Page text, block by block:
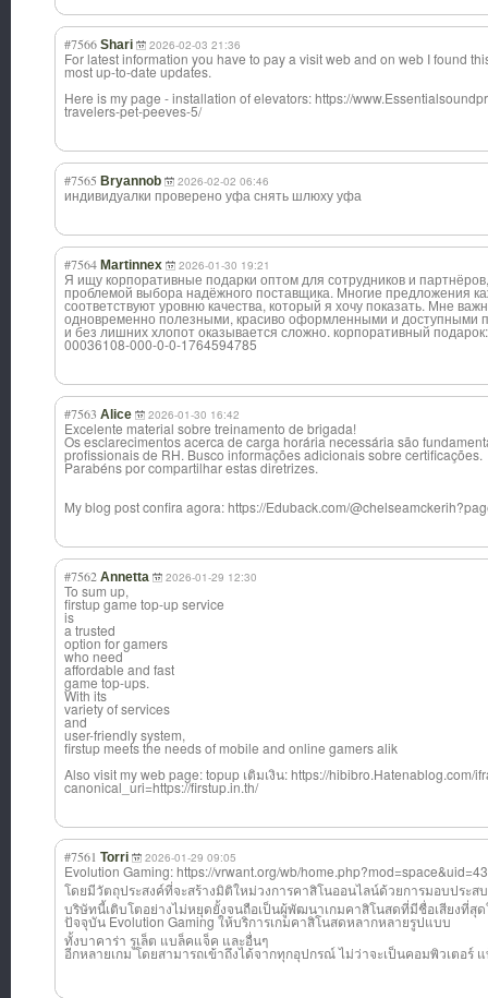
#7566 Shari 2026-02-03 21:36
For latest information you have to pay a visit web and on web I found
most up-to-date updates.
Here is my page - installation of elevators: https://
travelers-pet-peeves-5/
#7565 Bryannob 2026-02-02 06:46
индивидуалки проверено уфа снять шлюху уфа
#7564 Martinnex 2026-01-30 19:21
Я ищу корпоративные подарки оптом для сотрудников и
проблемой выбора надёжного поставщика. Многие предложения
соответствуют уровню качества, который я хочу показать. Мне
одновременно полезными, красиво оформленными и доступными
и без лишних хлопот оказывается сложно. корпоративный
00036108-000-0-0-1764594785
#7563 Alice 2026-01-30 16:42
Excelente material sobre treinamento de brigada!
Os esclarecimentos acerca de carga horária necessária são
profissionais de RH. Busco informações adicionais sobre certificações.
Parabéns por compartilhar estas diretrizes.
My blog post confira agora: https://Eduback.com/
#7562 Annetta 2026-01-29 12:30
To sum up,
firstup game top-up service
is
a trusted
option for gamers
who need
affordable and fast
game top-ups.
With its
variety of services
and
user-friendly system,
firstup meets the needs of mobile and online gamers alik
Also visit my web page: topup เติมเงิน: https://hibibro.Hatenablog.com/
canonical_uri=https://firstup.in.th/
#7561 Torri 2026-01-29 09:05
Evolution Gaming: https://vrwant.org/wb/
โดยมีวัตถุประสงค์ที่จะสร้างมิติใหม่วงการคาสิโนออนไลน์ด้วยการมอบประส
บริษัทนี้เติบโตอย่างไม่หยุดยั้งจนถือเป็นผู้พัฒนาเกมคาสิโนสดที่มีชื่อเสียงที่สุด
ปัจจุบัน Evolution Gaming ให้บริการเกมคาสิโนสดหลากหลายรูปแบบ
ทั้งบาคาร่า รูเล็ต แบล็คแจ็ค และอื่นๆ
อีกหลายเกม โดยสามารถเข้าถึงได้จากทุกอุปกรณ์ ไม่ว่าจะเป็นคอมพิวเตอร์